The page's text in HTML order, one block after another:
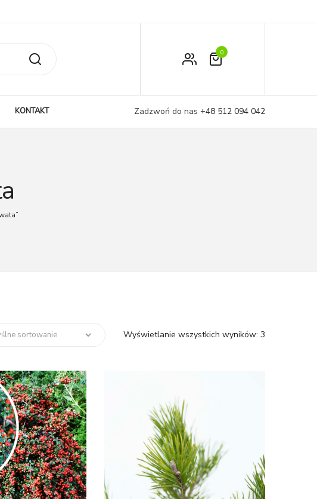
Moje konto
0
KONTAKT Zadzwoń do nas +48 512 094 042
Wyświetlanie wszystkich wyników: 3